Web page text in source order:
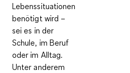
Lebenssituationen
benötigt wird –
sei es in der
Schule, im Beruf
oder im Alltag.
Unter anderem